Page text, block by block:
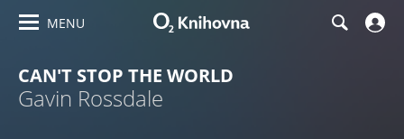
MENU
CAN'T STOP THE WORLD
Gavin Rossdale